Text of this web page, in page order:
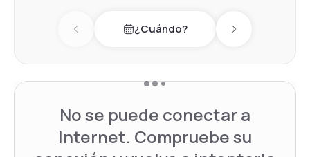
Previous day¿Cuándo? Next day
No se puede conectar a
Internet. Compruebe su